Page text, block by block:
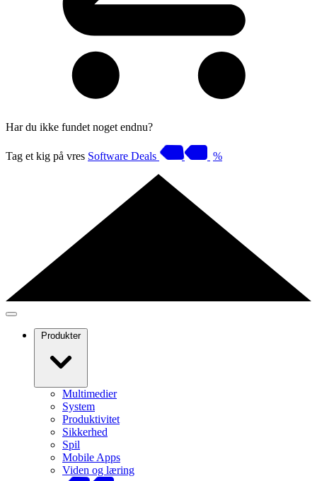
Har du ikke fundet noget endnu?
Tag et kig på vres Software Deals %
Produkter
Multimedier
System
Produktivitet
Sikkerhed
Spil
Mobile Apps
Viden og læring